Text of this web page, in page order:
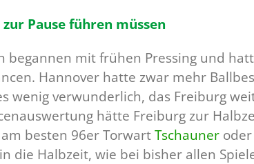
Pause führen müssen
begannen mit frühen Pressing und
Hannover hatte zwar mehr
wenig verwunderlich, das Freiburg
hätte Freiburg zur
besten 96er TorwartTschauner
die Halbzeit, wie bei bisher allen